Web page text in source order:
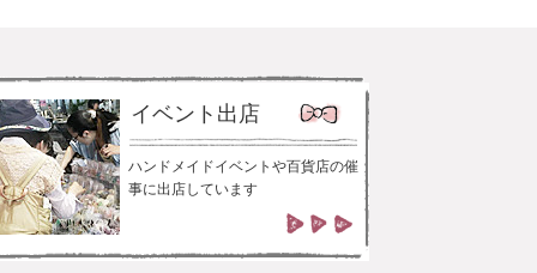
イベント出店
ハンドメイドイベントや百貨店の催
事に出店しています